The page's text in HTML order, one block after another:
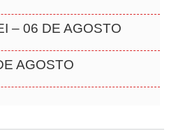
– 06 DE AGOSTO
AGOSTO